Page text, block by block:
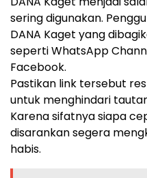
sering digunakan.
DANA Kaget yang
seperti WhatsApp
Facebook.
Pastikan link tersebut
untuk menghindari
Karena sifatnya siapa
disarankan segera
habis.